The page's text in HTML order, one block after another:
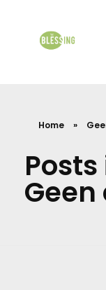
Home »